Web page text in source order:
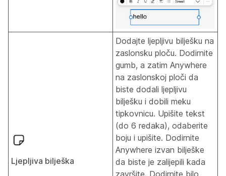
Ljepljiva bilješka
Dodajte ljepljivu bilješku na
zaslonsku ploču. Dodirnite
gumb, a zatim Anywhere
na zaslonskoj ploči da
biste dodali ljepljivu
bilješku i dobili meku
tipkovnicu. Upišite tekst
(do 6 redaka), odaberite
boju i upišite. Dodirnite
Anywhere izvan bilješke
da biste je zalijepili kada
završite. Dodirnite bilo